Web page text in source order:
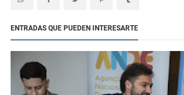
ENTRADAS QUE PUEDEN INTERESARTE